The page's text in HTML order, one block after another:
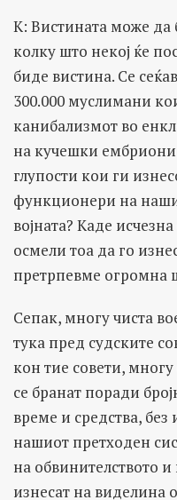
K: Вистината може да
колку што некој ќе
биде вистина. Се
300.000 муслимани
канибализмот во
на кучешки
глупости кои ги
функционери на
војната? Каде
осмели тоа да го
претрпевме огромна
Сепак, многу чиста
тука пред судските
кон тие совети,
се бранат поради
време и средства, без
нашиот претходен
на обвинителството и
изнесат на виделина